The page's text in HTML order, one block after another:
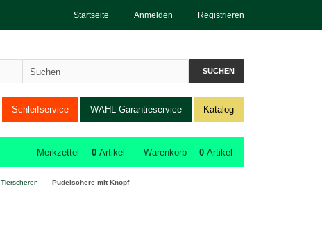
Registrieren
Anmelden
Startseite
SUCHEN
Schleifservice WAHL Garantieservice Katalog
Warenkorb 0 Artikel
Merkzettel 0 Artikel
Tierscheren Pudelschere mit Knopf